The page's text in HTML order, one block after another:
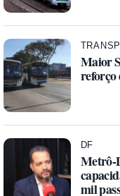
Maior
reforço
DF
Metrô-
mil